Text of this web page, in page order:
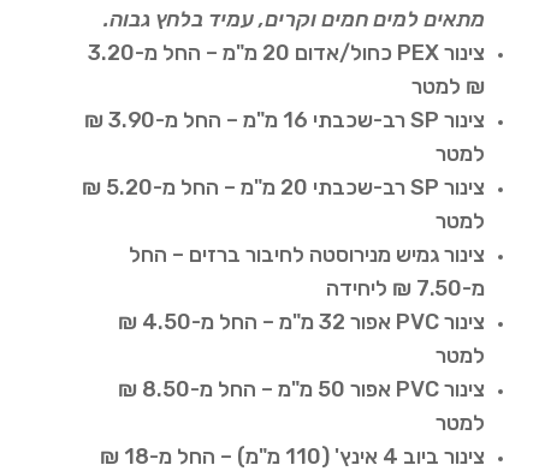
מתאים למים חמים וקרים, עמיד בלחץ גבוה.
צינור PEX כחול/אדום 20 מ"מ – החל מ-3.20
₪ למטר
צינור SP רב-שכבתי 16 מ"מ – החל מ-3.90 ₪
למטר
צינור SP רב-שכבתי 20 מ"מ – החל מ-5.20 ₪
למטר
צינור גמיש מנירוסטה לחיבור ברזים – החל
מ-7.50 ₪ ליחידה
צינור PVC אפור 32 מ"מ – החל מ-4.50 ₪
למטר
צינור PVC אפור 50 מ"מ – החל מ-8.50 ₪
למטר
צינור ביוב 4 אינץ' (110 מ"מ) – החל מ-18 ₪